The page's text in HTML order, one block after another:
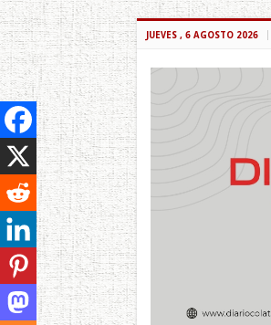
JUEVES , 6 AGOSTO 2026